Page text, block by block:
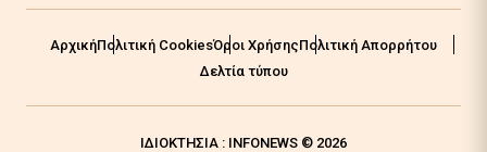
ΑρχικήΠολιτική CookiesΌροι ΧρήσηςΠολιτική Απορρήτου
Δελτία τύπου
ΙΔΙΟΚΤΗΣΙΑ : INFONEWS © 2026